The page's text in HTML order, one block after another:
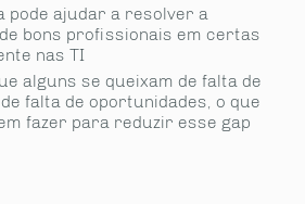
pode ajudar a resolver a
bons profissionais em certas
nas TI
alguns se queixam de falta de
falta de oportunidades, o que
fazer para reduzir esse gap